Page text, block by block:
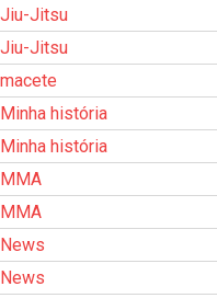
Jiu-Jitsu
Jiu-Jitsu
macete
Minha história
Minha história
MMA
MMA
News
News